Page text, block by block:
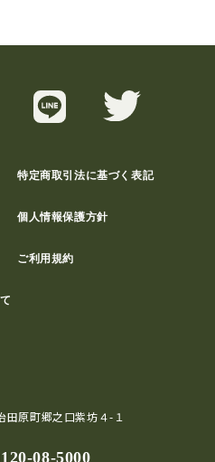
特定商取引法に基づく表記
個人情報保護方針
ご利用規約
原町郷之口紫坊４-１
08-5000